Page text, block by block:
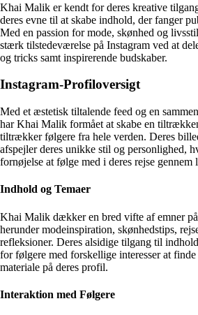
Khai Malik er kendt for deres kreative
deres evne til at skabe indhold, der fanger
Med en passion for mode, skønhed og
stærk tilstedeværelse på Instagram ved at
og tricks samt inspirerende budskaber.
Instagram-Profiloversigt
Med et æstetisk tiltalende feed og en
har Khai Malik formået at skabe en
tiltrækker følgere fra hele verden. Deres
afspejler deres unikke stil og personlighed,
fornøjelse at følge med i deres rejse gennem
Indhold og Temaer
Khai Malik dækker en bred vifte af emner
herunder modeinspiration, skønhedstips,
refleksioner. Deres alsidige tilgang til
for følgere med forskellige interesser at
materiale på deres profil.
Interaktion med Følgere